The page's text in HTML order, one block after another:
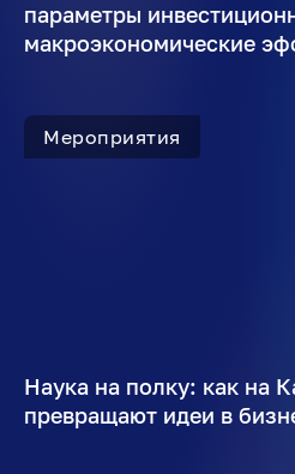
параметры
макроэкономические
Мероприятия
Наука на полку: как на
превращают идеи в